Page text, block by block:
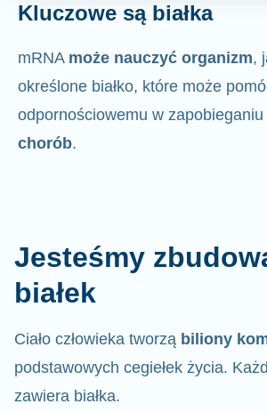
Kluczowe są białka
mRNA może nauczyć organizm,
określone białko, które może
odpornościowemu w
chorób.
Jesteśmy
białek
Ciało człowieka tworzą biliony
podstawowych cegiełek życia.
zawiera białka.